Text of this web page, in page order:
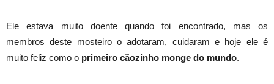
Ele estava muito doente quando foi encontrado, mas os
membros deste mosteiro o adotaram, cuidaram e hoje ele é
muito feliz como o primeiro cãozinho monge do mundo.